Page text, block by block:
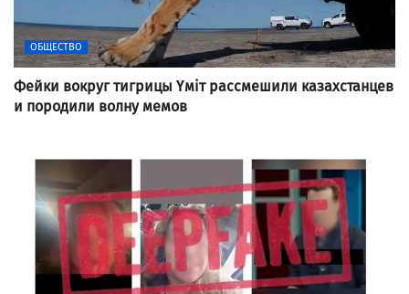
ОБЩЕСТВО
Фейки вокруг тигрицы Үміт рассмешили казахстанцев
и породили волну мемов